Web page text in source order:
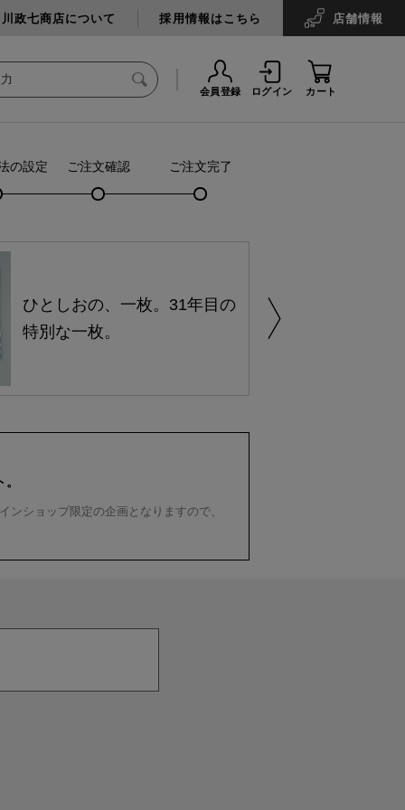
政七商店について 採用情報はこちら 店舗情報
会員登録 ログイン カート
の設定 ご注文確認 ご注文完了
ひとしおの、一枚。31年目の
特別な一枚。
ショップ限定の企画となりますので、